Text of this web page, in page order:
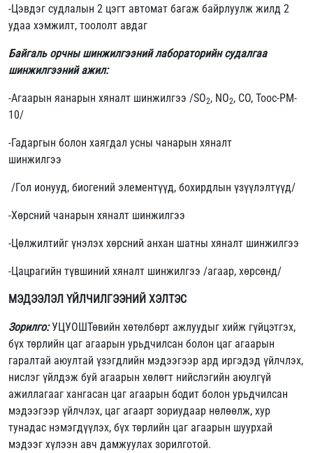
-Цэвдэг судлалын 2 цэгт автомат багаж байрлуулж жилд 2
удаа хэмжилт, тоололт авдаг
Байгаль орчны шинжилгээний лабораторийн судалгаа
шинжилгээний ажил:
-Агаарын яанарын хяналт шинжилгээ /SO2, NO2, CO, Тоос-PM-
10/
-Гадаргын болон хаягдал усны чанарын хяналт
шинжилгээ
/Гол ионууд, биогений элементүүд, бохирдлын үзүүлэлтүүд/
-Хөрсний чанарын хяналт шинжилгээ
-Цөлжилтийг үнэлэх хөрсний анхан шатны хяналт шинжилгээ
-Цацрагийн түвшиний хяналт шинжилгээ /агаар, хөрсөнд/
МЭДЭЭЛЭЛ ҮЙЛЧИЛГЭЭНИЙ ХЭЛТЭС
Зорилго:УЦУОШТөвийн хөтөлбөрт ажлуудыг хийж гүйцэтгэх,
бүх төрлийн цаг агаарын урьдчилсан болон цаг агаарын
гаралтай аюултай үзэгдлийн мэдээгээр ард иргэдэд үйлчлэх,
нислэг үйлдэж буй агаарын хөлөгт нийслэгийн аюулгүй
ажиллагааг хангасан цаг агаарын бодит болон урьдчилсан
мэдээгээр үйлчлэх, цаг агаарт зориудаар нөлөөлж, хур
тунадас нэмэгдүүлэх, бүх төрлийн цаг агаарын шуурхай
мэдээг хүлээн авч дамжуулах зорилготой.